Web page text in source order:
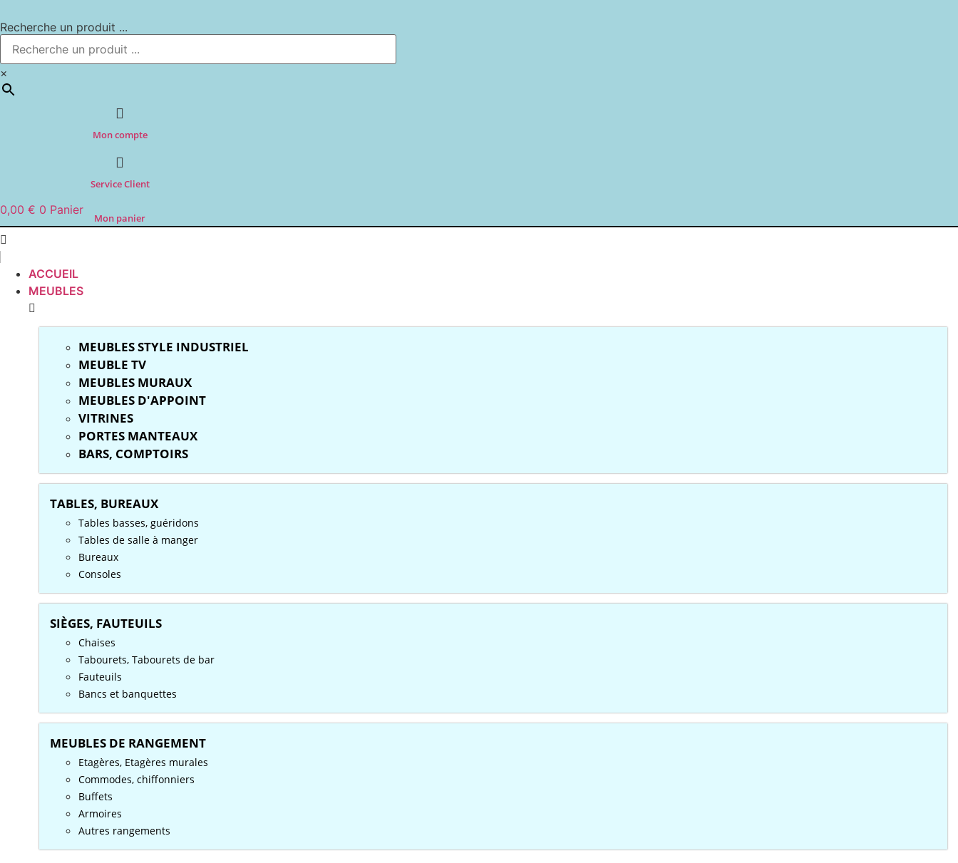
au
contenu
Recherche un produit ...
×
Mon compte
Service Client
0,00 € 0 Panier
Mon panier
ACCUEIL
MEUBLES
MEUBLES STYLE INDUSTRIEL
MEUBLE TV
MEUBLES MURAUX
MEUBLES D'APPOINT
VITRINES
PORTES MANTEAUX
BARS, COMPTOIRS
TABLES, BUREAUX
Tables basses, guéridons
Tables de salle à manger
Bureaux
Consoles
SIÈGES, FAUTEUILS
Chaises
Tabourets, Tabourets de bar
Fauteuils
Bancs et banquettes
MEUBLES DE RANGEMENT
Etagères, Etagères murales
Commodes, chiffonniers
Buffets
Armoires
Autres rangements